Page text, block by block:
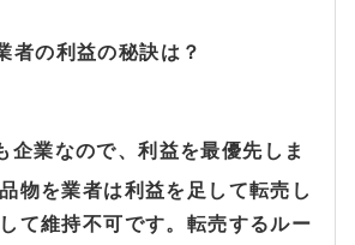
者の利益の秘訣は？
企業なので、利益を最優先しま
物を業者は利益を足して転売し
て維持不可です。転売するルー